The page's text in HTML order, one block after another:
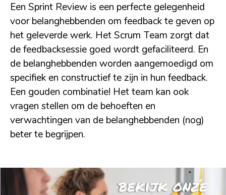
Een Sprint Review is een perfecte gelegenheid
voor belanghebbenden om feedback te geven op
het geleverde werk. Het Scrum Team zorgt dat
de feedbacksessie goed wordt gefaciliteerd. En
de belanghebbenden worden aangemoedigd om
specifiek en constructief te zijn in hun feedback.
Een gouden combinatie! Het team kan ook
vragen stellen om de behoeften en
verwachtingen van de belanghebbenden (nog)
beter te begrijpen.